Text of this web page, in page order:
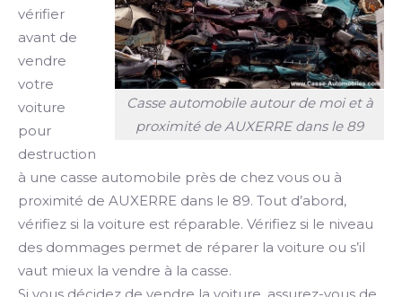
Casse automobile autour de moi et à
proximité de AUXERRE dans le 89
vérifier
avant de
vendre
votre
voiture
pour
destruction
à une casse automobile près de chez vous ou à
proximité de AUXERRE dans le 89. Tout d’abord,
vérifiez si la voiture est réparable. Vérifiez si le niveau
des dommages permet de réparer la voiture ou s’il
vaut mieux la vendre à la casse.